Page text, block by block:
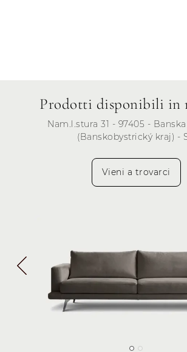
Prodotti disponibili in
Nam.l.stura 31 - 97405 -
(Banskobystrický kraj) -
Vieni a trovarci